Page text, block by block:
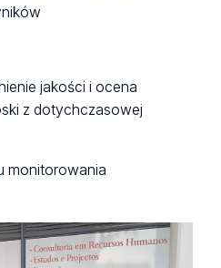
jakości i ocena
z dotychczasowej
monitorowania